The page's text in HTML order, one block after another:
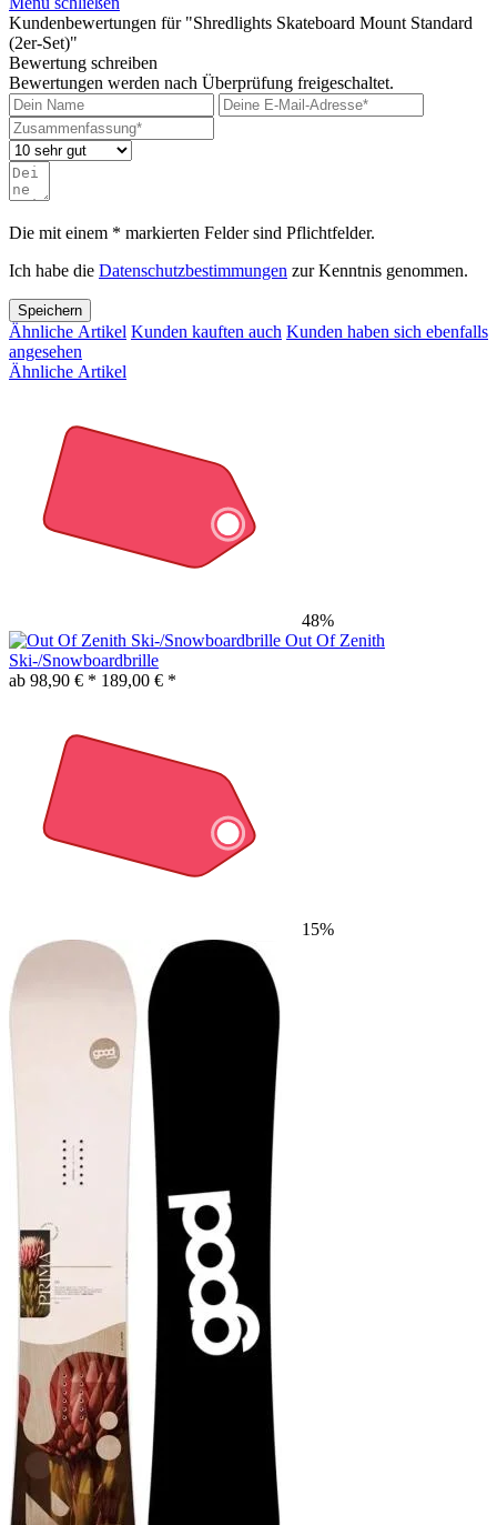
Kundenbewertungen für "Shredlights Skateboard Mount Standard
(2er-Set)"
Bewertung schreiben
Bewertungen werden nach Überprüfung freigeschaltet.
Die mit einem * markierten Felder sind Pflichtfelder.
Ich habe die Datenschutzbestimmungen zur Kenntnis genommen.
Speichern
Ähnliche Artikel Kunden kauften auch Kunden haben sich ebenfalls
angesehen
Ähnliche Artikel
48%
Out Of Zenith
Ski-/Snowboardbrille
ab 98,90 € * 189,00 € *
15%